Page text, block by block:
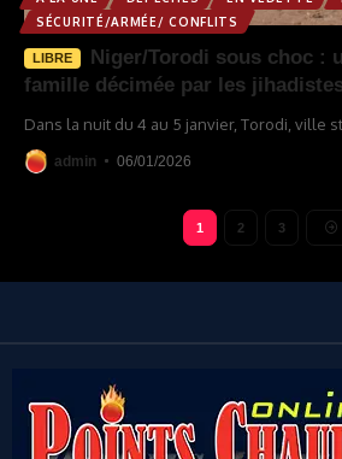
SÉCURITÉ/ARMÉE/ CONFLITS
LIBRE
Niger/Torodi sous choc :
famille décimée par les
Dans la nuit du 4 au 5 janvier, Torodi, ville
admin 06/01/2026
1 2 3